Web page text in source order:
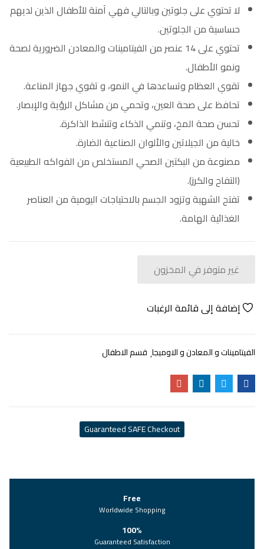
لا تحتوي على جلوتين وبالتالي فهي آمنة للأطفال الذين لديهم
حساسية من الجلوتين.
تحتوي على 14 عنصر من الفيتامينات والمعادن الضرورية لصحة
ونمو الأطفال.
تقوي العظام وتساعدها في النمو، و تقوي جهاز المناعة.
تحافظ على صحة العين، وتحمي من مشاكل الرؤية والإبصار.
تحسن صحة المخ، وتنمي الذكاء وتنشط الذاكرة.
خالية من الجيلاتين والألوان الصناعية الضارة.
مصنوعة من البكتين الصحي المستخلص من الفواكه الطبيعية
(التفاح والكرز).
تفتح الشهية وتزود الجسم بالاحتياجات اليومية من العناصر
الغذائية الهامة.
غير متوفر في المخزون
إضافة إلى قائمة الرغبات
الفيتامينات و المعادن و الاوميجا قسم الاطفال
Guaranteed SAFE Checkout
Free
Worldwide Shopping
100%
Guaranteed Satisfaction